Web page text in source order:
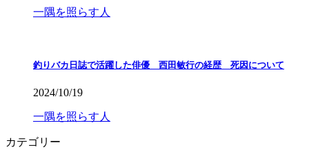
一隅を照らす人
釣りバカ日誌で活躍した俳優 西田敏行の経歴 死因について
2024/10/19
一隅を照らす人
カテゴリー